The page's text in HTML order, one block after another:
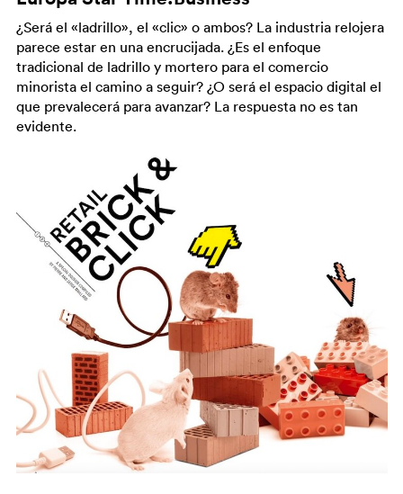
¿Será el «ladrillo», el «clic» o ambos? La industria relojera
parece estar en una encrucijada. ¿Es el enfoque
tradicional de ladrillo y mortero para el comercio
minorista el camino a seguir? ¿O será el espacio digital el
que prevalecerá para avanzar? La respuesta no es tan
evidente.